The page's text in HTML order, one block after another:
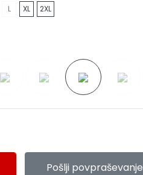
L XL 2XL
Pošlji povpraševanje